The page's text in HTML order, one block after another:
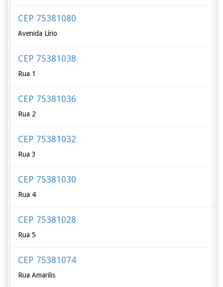
CEP 75381080
Avenida Lírio
CEP 75381038
Rua 1
CEP 75381036
Rua 2
CEP 75381032
Rua 3
CEP 75381030
Rua 4
CEP 75381028
Rua 5
CEP 75381074
Rua Amarilis